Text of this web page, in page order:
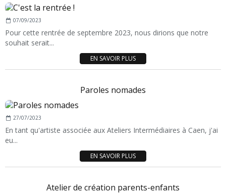
07/09/2023
Pour cette rentrée de septembre 2023, nous dirions que notre
souhait serait...
EN SAVOIR PLUS
Paroles nomades
27/07/2023
En tant qu'artiste associée aux Ateliers Intermédiaires à Caen, j'ai
eu...
EN SAVOIR PLUS
Atelier de création parents-enfants